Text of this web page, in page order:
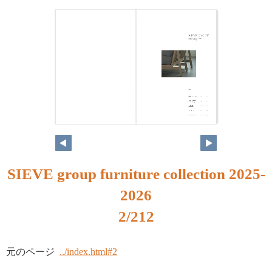
SIEVE group furniture collection 2025-
2026
2/212
元のページ ../index.html#2